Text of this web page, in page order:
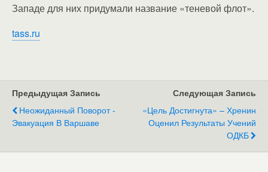
Западе для них придумали название «теневой флот».
tass.ru
Предыдущая Запись
Неожиданный Поворот -
Эвакуация В Варшаве
Следующая Запись
«Цель Достигнута» – Хренин
Оценил Результаты Учений
ОДКБ